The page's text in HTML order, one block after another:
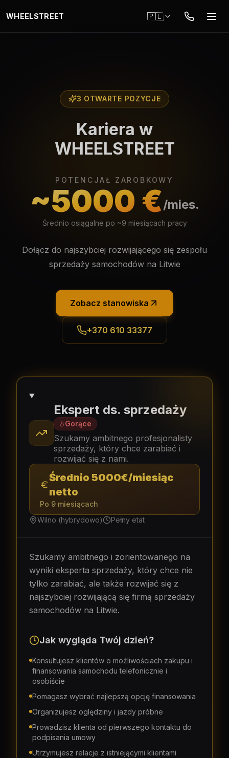
WHEELSTREET 🇵🇱
3 OTWARTE POZYCJE
Kariera w
WHEELSTREET
POTENCJAŁ ZAROBKOWY
~5000 €/mies.
Średnio osiągalne po ~9 miesiącach pracy
Dołącz do najszybciej rozwijającego się zespołu
sprzedaży samochodów na Litwie
Zobacz stanowiska
+370 610 33377
Ekspert ds. sprzedaży
Gorące
Szukamy ambitnego profesjonalisty
sprzedaży, który chce zarabiać i
rozwijać się z nami.
Średnio 5000€/miesiąc
netto
Po 9 miesiącach
Wilno (hybrydowo)
Pełny etat
Szukamy ambitnego i zorientowanego na
wyniki eksperta sprzedaży, który chce nie
tylko zarabiać, ale także rozwijać się z
najszybciej rozwijającą się firmą sprzedaży
samochodów na Litwie.
Jak wygląda Twój dzień?
Konsultujesz klientów o możliwościach zakupu i
finansowania samochodu telefonicznie i
osobiście
Pomagasz wybrać najlepszą opcję finansowania
Organizujesz oględziny i jazdy próbne
Prowadzisz klienta od pierwszego kontaktu do
podpisania umowy
Utrzymujesz relacje z istniejącymi klientami